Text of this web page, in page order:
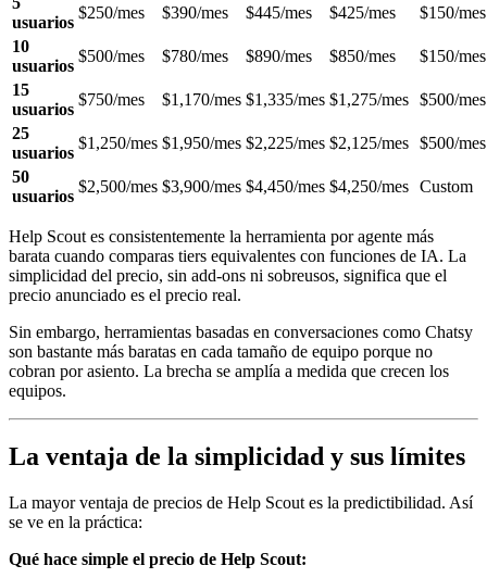
usuarios
$250/mes $390/mes $445/mes $425/mes
$150/mes
10
usuarios
$500/mes $780/mes $890/mes $850/mes
$150/mes
15
usuarios
$750/mes $1,170/mes $1,335/mes $1,275/mes $500/mes
25
usuarios
$1,250/mes $1,950/mes $2,225/mes $2,125/mes $500/mes
50
usuarios
$2,500/mes $3,900/mes $4,450/mes $4,250/mes Custom
Help Scout es consistentemente la herramienta por agente más
barata cuando comparas tiers equivalentes con funciones de IA. La
simplicidad del precio, sin add-ons ni sobreusos, significa que el
precio anunciado es el precio real.
Sin embargo, herramientas basadas en conversaciones como Chatsy
son bastante más baratas en cada tamaño de equipo porque no
cobran por asiento. La brecha se amplía a medida que crecen los
equipos.
La ventaja de la simplicidad y sus límites
La mayor ventaja de precios de Help Scout es la predictibilidad. Así
se ve en la práctica:
Qué hace simple el precio de Help Scout: